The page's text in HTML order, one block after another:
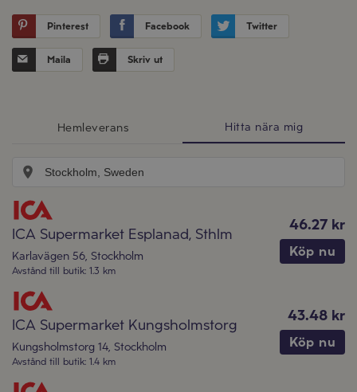
Pinterest Facebook Twitter
Maila Skriv ut
Hemleverans Hitta nära mig
ICA Supermarket Esplanad, Sthlm
Karlavägen 56, Stockholm
Avstånd till butik: 1.3 km
46.27 kr
Köp nu
ICA Supermarket Kungsholmstorg
Kungsholmstorg 14, Stockholm
Avstånd till butik: 1.4 km
43.48 kr
Köp nu